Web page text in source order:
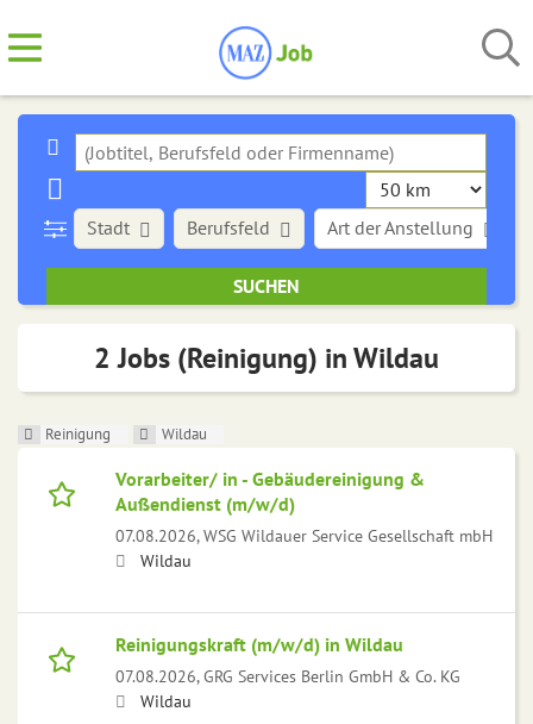
Stadt Art der Anstellung
Berufsfeld
2 Jobs (Reinigung) in Wildau
Reinigung Wildau
Vorarbeiter/ in - Gebäudereinigung &
Außendienst (m/w/d)
07.08.2026,WSG Wildauer Service Gesellschaft mbH
Wildau
Reinigungskraft (m/w/d) in Wildau
07.08.2026,GRG Services Berlin GmbH & Co. KG
Wildau